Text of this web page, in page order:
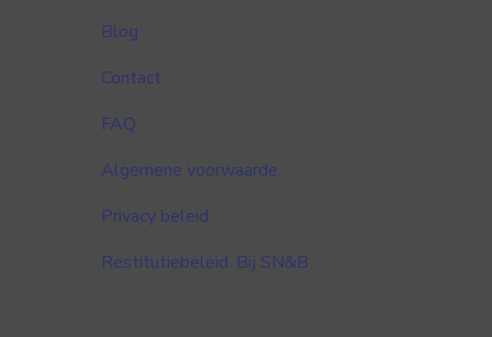
Blog
Contact
FAQ
Algemene voorwaarde
Privacy beleid
Restitutiebeleid. Bij SN&B